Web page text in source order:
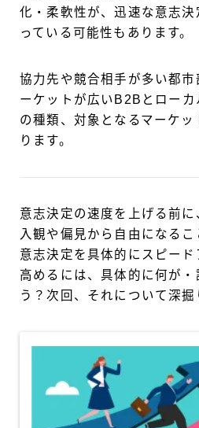
化・柔軟性が、迅速な意志
っている可能性もあります。
協力先や競合相手が多い都
ーケットが広いB2Bとロー
の種類、対象となるマーケ
ります。
意志決定の速度を上げる前
入観や偏見から自由になるこ
意志決定を具体的にスピー
高めるには、具体的に何が・
う？次回、それについて深掘